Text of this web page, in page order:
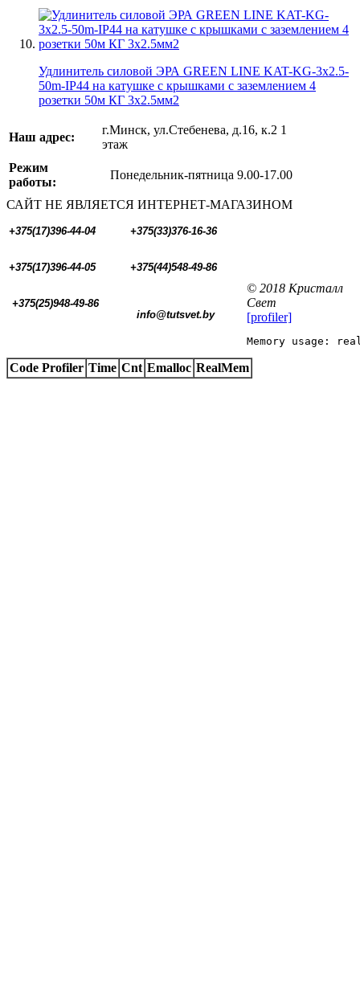
Удлинитель силовой ЭРА GREEN LINE KAT-KG-3x2.5-
50m-IP44 на катушке c крышками с заземлением 4
розетки 50м КГ 3x2.5мм2
Наш адрес:
г.Минск, ул.Стебенева, д.16, к.2 1
этаж
Режим
работы:
Понедельник-пятница 9.00-17.00
САЙТ НЕ ЯВЛЯЕТСЯ ИНТЕРНЕТ-МАГАЗИНОМ
+375(17)396-44-04 +375(33)376-16-36
+375(17)396-44-05 +375(44)548-49-86
+375(25)948-49-86
  info@tutsvet.by
© 2018 Кристалл
Свет
[profiler]
Memory usage:
Code Profiler Time Cnt Emalloc RealMem